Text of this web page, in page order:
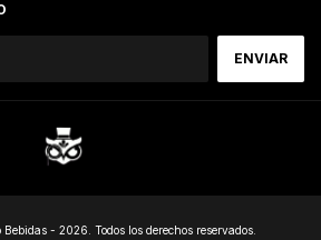
- 2026. Todos los derechos reservados.